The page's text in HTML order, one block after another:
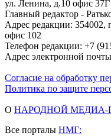
ул. Ленина, д.10 офис 37Г
Главный редактор -
Адрес редакции: 354002,
офис 102
Телефон редакции: +7
Адрес электронной
Согласие на обработку
Политика по защите
О НАРОДНОЙ МЕДИА-
Все порталы НМГ: